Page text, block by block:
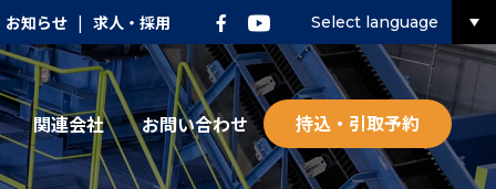
お知らせ | 求人・採用 Select language
関連会社 お問い合わせ 持込・引取予約